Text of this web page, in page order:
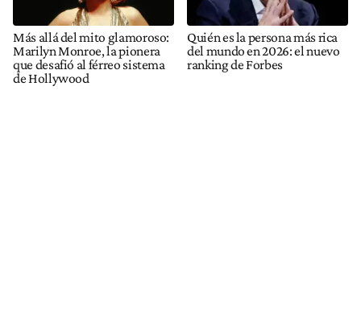
Más allá del mito glamoroso:
Marilyn Monroe, la pionera
que desafió al férreo sistema
de Hollywood
Quién es la persona más rica
del mundo en 2026: el nuevo
ranking de Forbes